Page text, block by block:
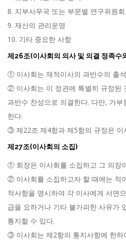
8. 지부사무국 또는 부문별 연구위원
9. 재산의 관리운영
10. 기타 중요한 사항
제26조(이사회의 의사 및 의결 정족수
① 이사회는 재적이사의 과반수의 출
② 이사회는 이 정관에 특별히 규정된
과반수 찬성으로 의결한다. 다만, 가
한다.
③ 제22조 제4항과 제5항의 규정은 이
제27조(이사회의 소집)
① 회장은 이사회를 소집하고 그 의장
② 이사회를 소집하고자 할 때에는 적
적사항을 명시하여 각 이사에게 서면
급을 요하거나 기타 불가피한 사유가
통지할 수 있다.
③ 이사회는 제2항의 통지사항에 한하